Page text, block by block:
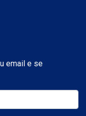
email e se